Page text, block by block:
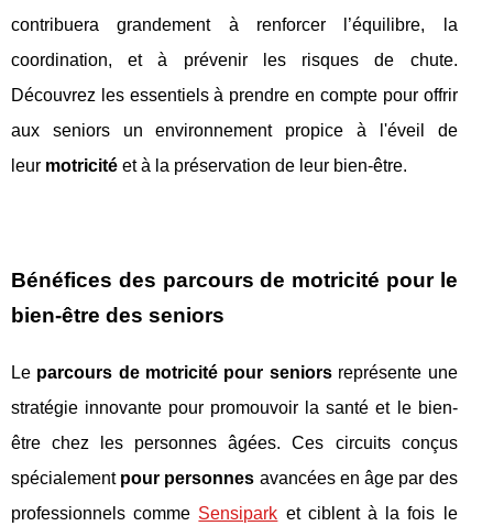
contribuera grandement à renforcer l’équilibre, la
coordination, et à prévenir les risques de chute.
Découvrez les essentiels à prendre en compte pour offrir
aux seniors un environnement propice à l'éveil de
leur motricité et à la préservation de leur bien-être.
Bénéfices des parcours de motricité pour le
bien-être des seniors
Le parcours de motricité pour seniorsreprésente une
stratégie innovante pour promouvoir la santé et le bien-
être chez les personnes âgées. Ces circuits conçus
spécialement pour personnes avancées en âge par des
professionnels comme Sensipark et ciblent à la fois le